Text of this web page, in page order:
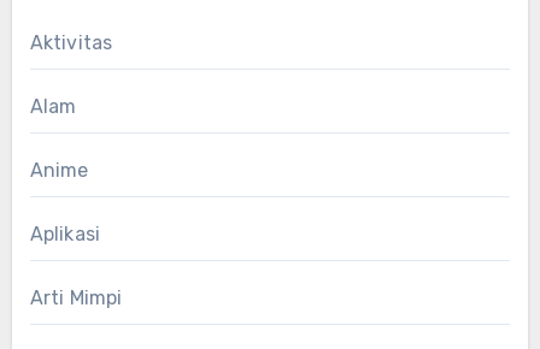
Aktivitas
Alam
Anime
Aplikasi
Arti Mimpi